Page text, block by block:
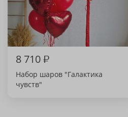
8 710₽
Набор шаров "Галактика
чувств"